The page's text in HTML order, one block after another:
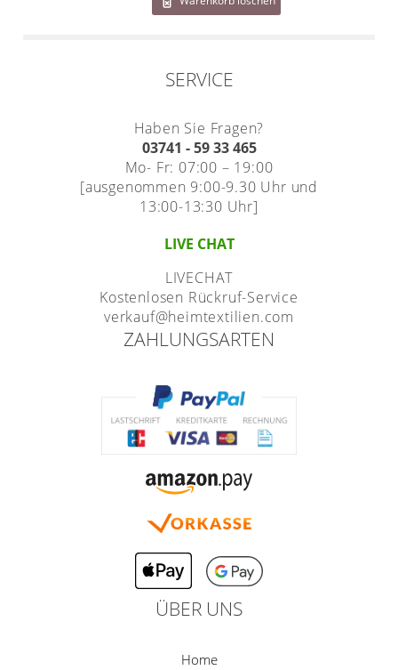
SERVICE
Haben Sie Fragen?
03741 - 59 33 465
Mo- Fr: 07:00 – 19:00
[ausgenommen 9:00-9.30 Uhr und
13:00-13:30 Uhr]
LIVE CHAT
LIVECHAT
Kostenlosen Rückruf-Service
verkauf@heimtextilien.com
ZAHLUNGSARTEN
ÜBER UNS
Home